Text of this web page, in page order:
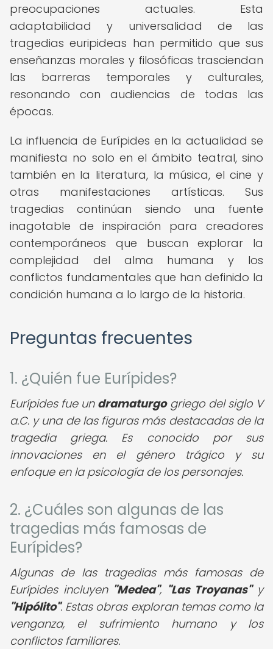
preocupaciones actuales. Esta
adaptabilidad y universalidad de las
tragedias euripideas han permitido que sus
enseñanzas morales y filosóficas trasciendan
las barreras temporales y culturales,
resonando con audiencias de todas las
épocas.
La influencia de Eurípides en la actualidad se
manifiesta no solo en el ámbito teatral, sino
también en la literatura, la música, el cine y
otras manifestaciones artísticas. Sus
tragedias continúan siendo una fuente
inagotable de inspiración para creadores
contemporáneos que buscan explorar la
complejidad del alma humana y los
conflictos fundamentales que han definido la
condición humana a lo largo de la historia.
Preguntas frecuentes
1. ¿Quién fue Eurípides?
Eurípides fue un dramaturgogriego del siglo V
a.C. y una de las figuras más destacadas de la
tragedia griega. Es conocido por sus
innovaciones en el género trágico y su
enfoque en la psicología de los personajes.
2. ¿Cuáles son algunas de las
tragedias más famosas de
Eurípides?
Algunas de las tragedias más famosas de
Eurípides incluyen "Medea", "Las Troyanas"y
"Hipólito". Estas obras exploran temas como la
venganza, el sufrimiento humano y los
conflictos familiares.